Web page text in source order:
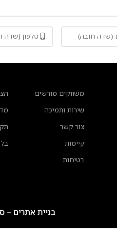
משווקים מורשים
שירות ותמיכה
צור קשר
קיימות
בטיחות
בניית אתרים –